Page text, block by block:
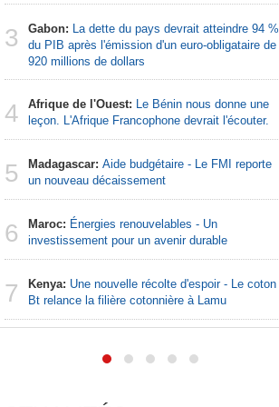
3 Gabon: La dette du pays devrait atteindre 94 %
du PIB après l'émission d'un euro-obligataire de
920 millions de dollars
4 Afrique de l'Ouest: Le Bénin nous donne une
leçon. L'Afrique Francophone devrait l'écouter.
5 Madagascar: Aide budgétaire - Le FMI reporte
un nouveau décaissement
6 Maroc: Énergies renouvelables - Un
investissement pour un avenir durable
7 Kenya: Une nouvelle récolte d'espoir - Le coton
Bt relance la filière cotonnière à Lamu